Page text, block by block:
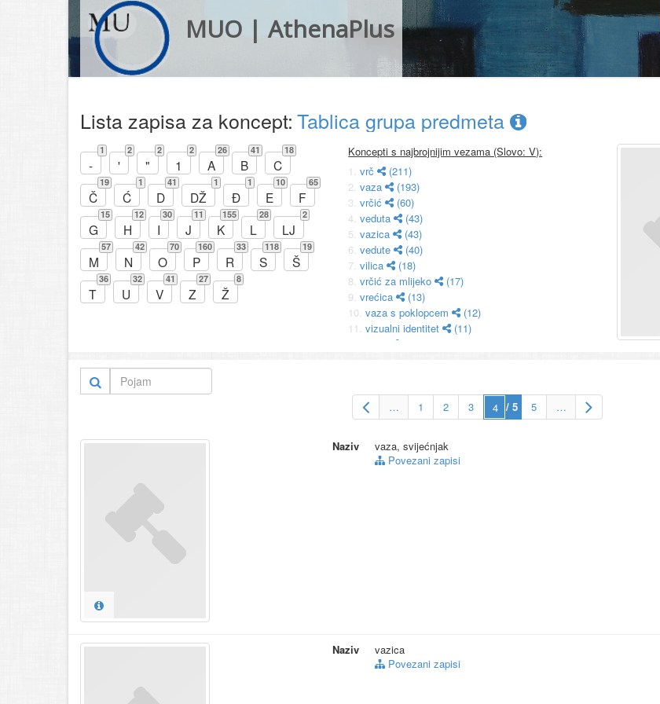
MUO | AthenaPlus
Lista zapisa za koncept:Tablica grupa predmeta
-
1
'
2
"
2
1
2
A
26
B
41
C
18
Č
19
Ć
1
D
41
DŽ
1
Đ
1
E
10
F
65
G
15
H
12
I
30
J
11
K
155
L
28
LJ
2
M
57
N
42
O
70
P
160
R
33
S
118
Š
19
T
36
U
32
V
41
Z
27
Ž
8
Koncepti s najbrojnijim vezama (Slovo: V):
1. vrč
(211)
2. vaza
(193)
3. vrčić
(60)
4. veduta
(43)
5. vazica
(43)
6. vedute
(40)
7. vilica
(18)
8. vrčić za mlijeko
(17)
9. vrećica
(13)
10. vaza s poklopcem
(12)
11. vizualni identitet
(11)
15. Viktoria (Elizabeth) format (7)
Više… (41)
… 1 2 3 / 5 5 …
Naziv
vaza, svijećnjak
Povezani zapisi
Naziv
vazica
Povezani zapisi